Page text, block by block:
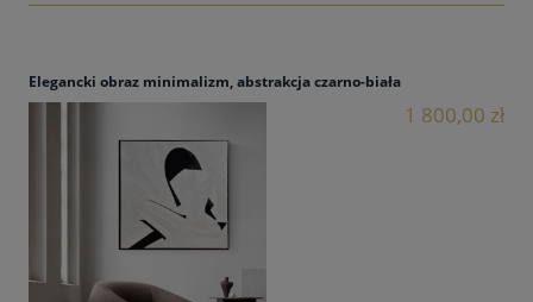
Elegancki obraz minimalizm, abstrakcja czarno-biała
1 800,00 zł